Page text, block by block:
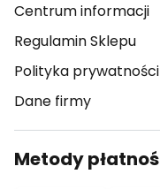
Centrum informacji
Regulamin Sklepu
Polityka prywatności
Dane firmy
Metody